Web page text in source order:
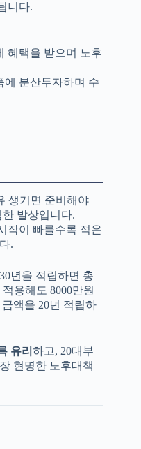
니다.
혜택을 받으며 노후
에 분산투자하며 수
생기면 준비해야
발상입니다.
작이 빠를수록 적은
.
년을 적립하면 총
용해도 8000만원
액을 20년 적립하
유리 하고, 20대부
현명한 노후대책